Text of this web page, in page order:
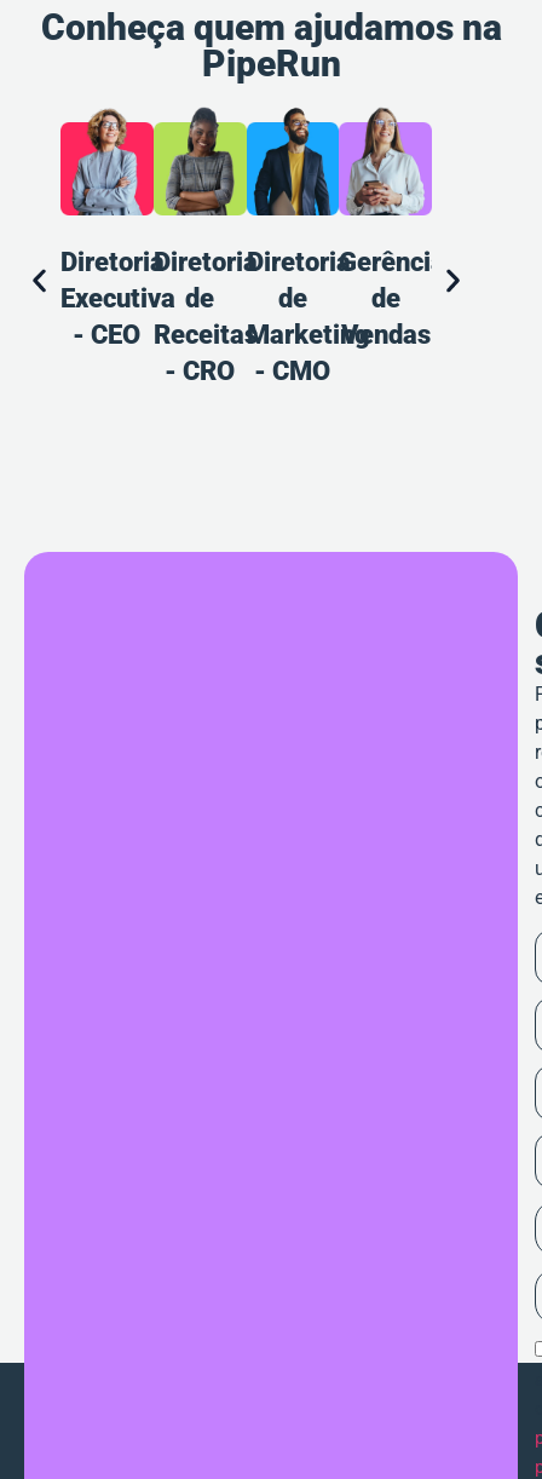
Conheça quem ajudamos na
PipeRun
Diretoria
Executiva
- CEO
Diretoria
de
Receitas
- CRO
Diretoria
de
Marketing
- CMO
Gerência
de
Vendas
Gerência